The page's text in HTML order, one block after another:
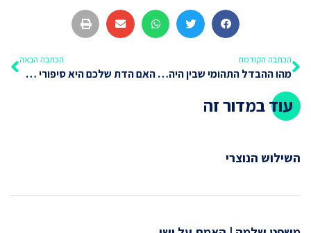
הכתבה הקודמת
מהו ההבדל התהומי שבין היהדות לדתות אחרות?
הכתבה הבאה
האם הדת שלכם היא סיפורי אגדות או אמת היסטורית? ככה תבדקו
עוד במדור זה
השילוש הנוצרי